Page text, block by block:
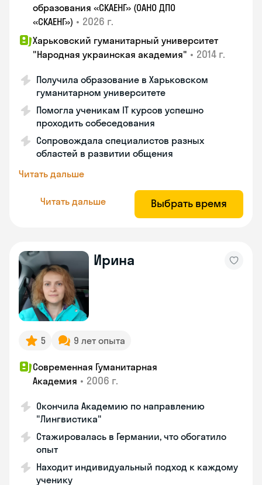
образования «СКАЕНГ» (ОАНО ДПО
«СКАЕНГ») • 2026 г.
Харьковский гуманитарный университет
"Народная украинская академия" • 2014 г.
Получила образование в Харьковском
гуманитарном университете
Помогла ученикам IT курсов успешно
проходить собеседования
Сопровождала специалистов разных
областей в развитии общения
Читать дальше
Читать дальше Выбрать время
Ирина
5 9 лет опыта
Современная Гуманитарная
Академия • 2006 г.
Окончила Академию по направлению
"Лингвистика"
Стажировалась в Германии, что обогатило
опыт
Находит индивидуальный подход к каждому
ученику